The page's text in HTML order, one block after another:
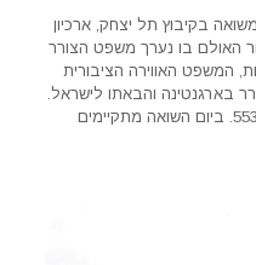
בקיבוץ תל יצחק, ארכיון
האולם בו נערך משפט הצורר
המשפט האווירה הציבורית
בארגנטינה והבאתו לישראל.
במחלף פולג נוסעים מזרחה בכביש 553. ביום השואה מתקיימים